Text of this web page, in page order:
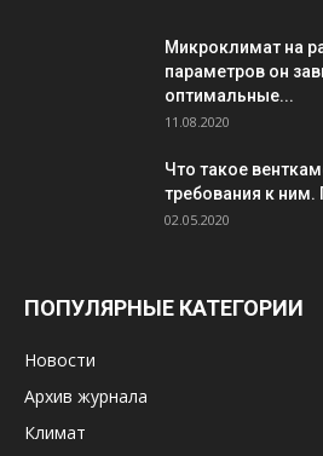
Микроклимат на
параметров он
оптимальные...
11.08.2020
Что такое
требования к
02.05.2020
ПОПУЛЯРНЫЕ КАТЕГОРИИ
Новости
Архив журнала
Климат